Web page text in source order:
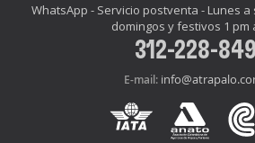
WhatsApp - Servicio postventa - Lunes a
domingos y festivos 1 pm
312-228-
E-mail: